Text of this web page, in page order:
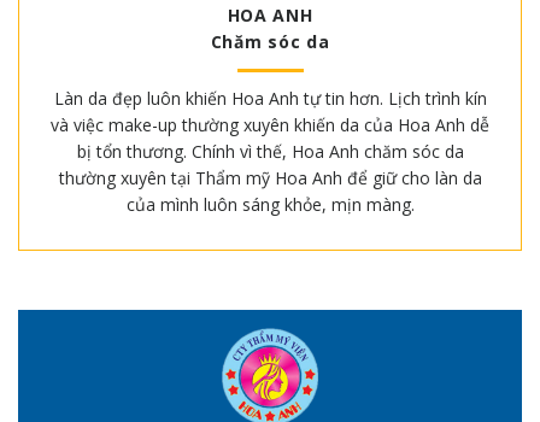
HOA ANH
Chăm sóc da
Làn da đẹp luôn khiến Hoa Anh tự tin hơn. Lịch trình kín
và việc make-up thường xuyên khiến da của Hoa Anh dễ
bị tổn thương. Chính vì thế, Hoa Anh chăm sóc da
thường xuyên tại Thẩm mỹ Hoa Anh để giữ cho làn da
của mình luôn sáng khỏe, mịn màng.